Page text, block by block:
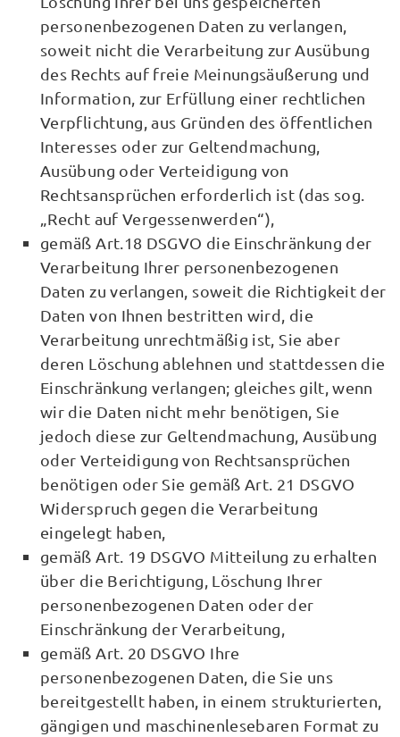
personenbezogenen Daten zu verlangen,
soweit nicht die Verarbeitung zur Ausübung
des Rechts auf freie Meinungsäußerung und
Information, zur Erfüllung einer rechtlichen
Verpflichtung, aus Gründen des öffentlichen
Interesses oder zur Geltendmachung,
Ausübung oder Verteidigung von
Rechtsansprüchen erforderlich ist (das sog.
„Recht auf Vergessenwerden“),
gemäß Art.18 DSGVO die Einschränkung der
Verarbeitung Ihrer personenbezogenen
Daten zu verlangen, soweit die Richtigkeit der
Daten von Ihnen bestritten wird, die
Verarbeitung unrechtmäßig ist, Sie aber
deren Löschung ablehnen und stattdessen die
Einschränkung verlangen; gleiches gilt, wenn
wir die Daten nicht mehr benötigen, Sie
jedoch diese zur Geltendmachung, Ausübung
oder Verteidigung von Rechtsansprüchen
benötigen oder Sie gemäß Art. 21 DSGVO
Widerspruch gegen die Verarbeitung
eingelegt haben,
gemäß Art. 19 DSGVO Mitteilung zu erhalten
über die Berichtigung, Löschung Ihrer
personenbezogenen Daten oder der
Einschränkung der Verarbeitung,
gemäß Art. 20 DSGVO Ihre
personenbezogenen Daten, die Sie uns
bereitgestellt haben, in einem strukturierten,
gängigen und maschinenlesebaren Format zu